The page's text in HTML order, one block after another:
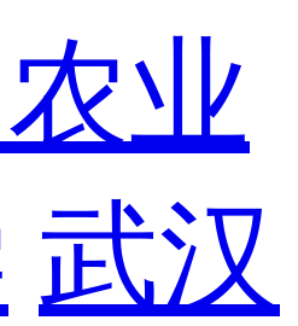
业
武汉